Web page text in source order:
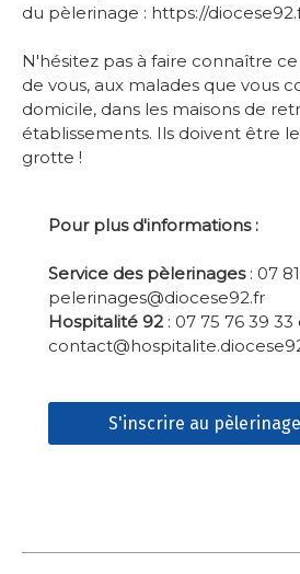
du pèlerinage : https://
N'hésitez pas à faire connaître
de vous, aux malades que vous
domicile, dans les maisons de
établissements. Ils doivent être
grotte !
Pour plus d'informations :
Service des pèlerinages: 07
pelerinages@diocese92.fr
Hospitalité 92 : 07 75 76 39 33
S'inscrire au